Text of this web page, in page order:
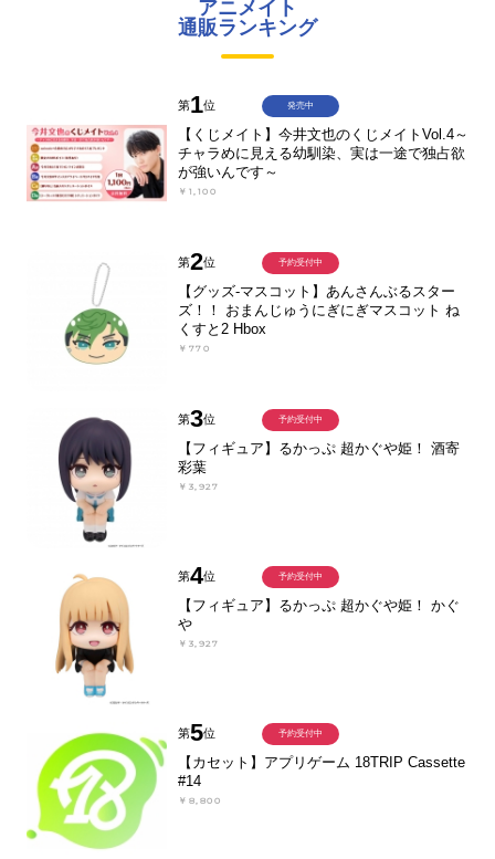
アニメイト
通販ランキング
第1位
【くじメイト】今井文也のくじメイトVol.4～
チャラめに見える幼馴染、実は一途で独占欲
が強いんです～
￥1,100
発売中
第2位
【グッズ-マスコット】あんさんぶるスター
ズ！！ おまんじゅうにぎにぎマスコット ね
くすと2 Hbox
￥770
予約受付中
第3位
【フィギュア】るかっぷ 超かぐや姫！ 酒寄
彩葉
￥3,927
予約受付中
第4位
【フィギュア】るかっぷ 超かぐや姫！ かぐ
や
￥3,927
予約受付中
第5位
【カセット】アプリゲーム 18TRIP Cassette
#14
￥8,800
予約受付中